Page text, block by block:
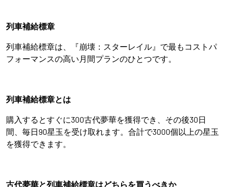
列車補給標章
列車補給標章は、『崩壊：スターレイル』で最もコストパ
フォーマンスの高い月間プランのひとつです。
列車補給標章とは
購入するとすぐに300古代夢華を獲得でき、その後30日
間、毎日90星玉を受け取れます。合計で3000個以上の星玉
を獲得できます。
古代夢華と列車補給標章はどちらを買うべきか